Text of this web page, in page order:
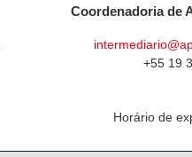
Coordenadoria de
+55 19
Horário de